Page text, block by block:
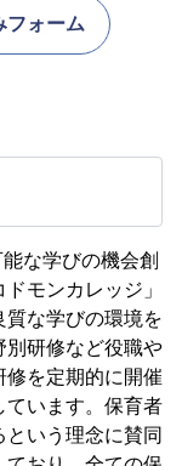
フォーム
な学びの機会創
モンカレッジ」
質な学びの環境を
別研修など役職や
を定期的に開催
ています。保育者
いう理念に賛同